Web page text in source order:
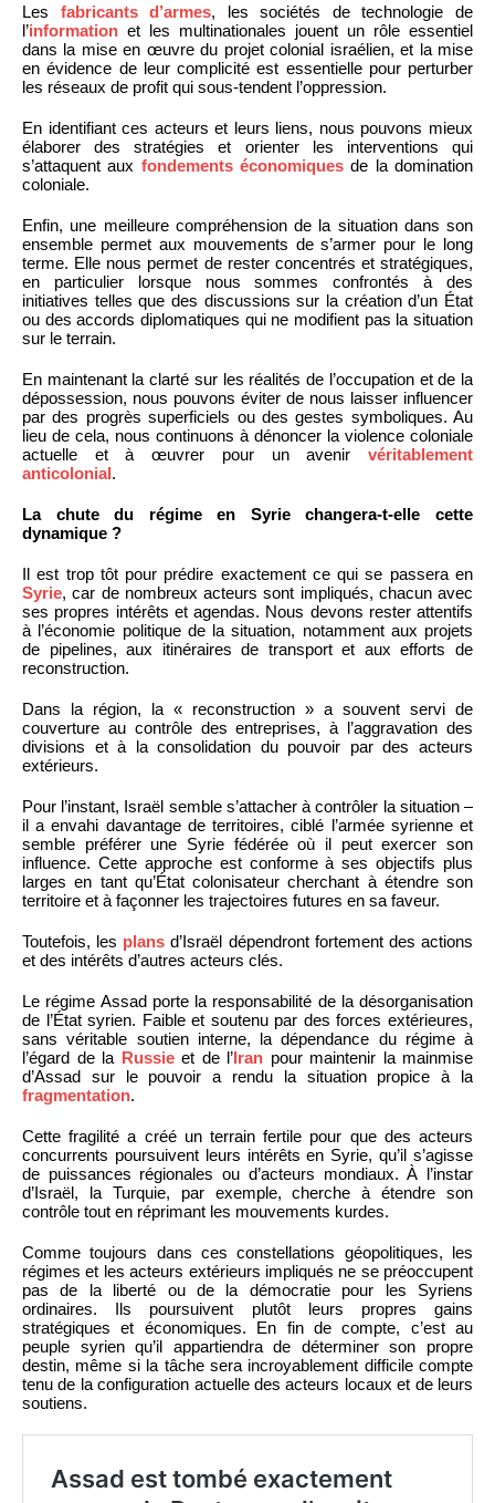
Les fabricants d’armes, les sociétés de technologie de
l’information et les multinationales jouent un rôle essentiel
dans la mise en œuvre du projet colonial israélien, et la mise
en évidence de leur complicité est essentielle pour perturber
les réseaux de profit qui sous-tendent l’oppression.
En identifiant ces acteurs et leurs liens, nous pouvons mieux
élaborer des stratégies et orienter les interventions qui
s’attaquent aux fondements économiques de la domination
coloniale.
Enfin, une meilleure compréhension de la situation dans son
ensemble permet aux mouvements de s’armer pour le long
terme. Elle nous permet de rester concentrés et stratégiques,
en particulier lorsque nous sommes confrontés à des
initiatives telles que des discussions sur la création d’un État
ou des accords diplomatiques qui ne modifient pas la situation
sur le terrain.
En maintenant la clarté sur les réalités de l’occupation et de la
dépossession, nous pouvons éviter de nous laisser influencer
par des progrès superficiels ou des gestes symboliques. Au
lieu de cela, nous continuons à dénoncer la violence coloniale
actuelle et à œuvrer pour un avenir véritablement
anticolonial.
La chute du régime en Syrie changera-t-elle cette
dynamique ?
Il est trop tôt pour prédire exactement ce qui se passera en
Syrie, car de nombreux acteurs sont impliqués, chacun avec
ses propres intérêts et agendas. Nous devons rester attentifs
à l’économie politique de la situation, notamment aux projets
de pipelines, aux itinéraires de transport et aux efforts de
reconstruction.
Dans la région, la « reconstruction » a souvent servi de
couverture au contrôle des entreprises, à l’aggravation des
divisions et à la consolidation du pouvoir par des acteurs
extérieurs.
Pour l’instant, Israël semble s’attacher à contrôler la situation –
il a envahi davantage de territoires, ciblé l’armée syrienne et
semble préférer une Syrie fédérée où il peut exercer son
influence. Cette approche est conforme à ses objectifs plus
larges en tant qu’État colonisateur cherchant à étendre son
territoire et à façonner les trajectoires futures en sa faveur.
Toutefois, les plans d’Israël dépendront fortement des actions
et des intérêts d’autres acteurs clés.
Le régime Assad porte la responsabilité de la désorganisation
de l’État syrien. Faible et soutenu par des forces extérieures,
sans véritable soutien interne, la dépendance du régime à
l’égard de la Russieet de l’Iran pour maintenir la mainmise
d’Assad sur le pouvoir a rendu la situation propice à la
fragmentation.
Cette fragilité a créé un terrain fertile pour que des acteurs
concurrents poursuivent leurs intérêts en Syrie, qu’il s’agisse
de puissances régionales ou d’acteurs mondiaux. À l’instar
d’Israël, la Turquie, par exemple, cherche à étendre son
contrôle tout en réprimant les mouvements kurdes.
Comme toujours dans ces constellations géopolitiques, les
régimes et les acteurs extérieurs impliqués ne se préoccupent
pas de la liberté ou de la démocratie pour les Syriens
ordinaires. Ils poursuivent plutôt leurs propres gains
stratégiques et économiques. En fin de compte, c’est au
peuple syrien qu’il appartiendra de déterminer son propre
destin, même si la tâche sera incroyablement difficile compte
tenu de la configuration actuelle des acteurs locaux et de leurs
soutiens.